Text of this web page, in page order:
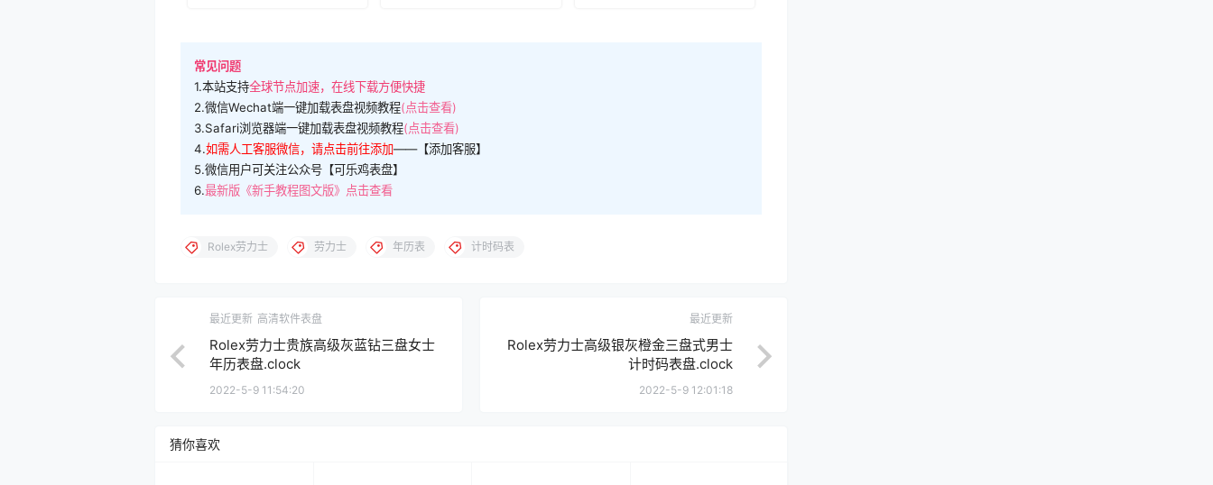
常见问题
1.本站支持全球节点加速，在线下载方便快捷
2.微信Wechat端一键加载表盘视频教程(点击查看)
3.Safari浏览器端一键加载表盘视频教程(点击查看)
4.如需人工客服微信，请点击前往添加——【添加客服】
5.微信用户可关注公众号【可乐鸡表盘】
6.最新版《新手教程图文版》点击查看
Rolex劳力士 劳力士 年历表 计时码表
最近更新 高清软件表盘
Rolex劳力士贵族高级灰蓝钻三盘女士
年历表盘.clock
2022-5-9 11:54:20
最近更新
Rolex劳力士高级银灰橙金三盘式男士
计时码表盘.clock
2022-5-9 12:01:18
猜你喜欢